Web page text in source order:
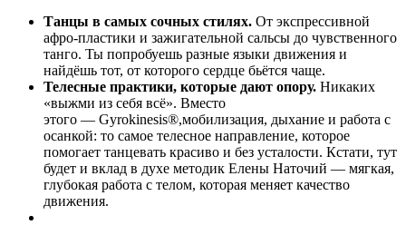
Танцы в самых сочных стилях. От экспрессивной
афро‑пластики и зажигательной сальсы до чувственного
танго. Ты попробуешь разные языки движения и
найдёшь тот, от которого сердце бьётся чаще.
Телесные практики, которые дают опору. Никаких
«выжми из себя всё». Вместо
этого — Gyrokinesis®,мобилизация, дыхание и работа с
осанкой: то самое телесное направление, которое
помогает танцевать красиво и без усталости. Кстати, тут
будет и вклад в духе методик Елены Наточий — мягкая,
глубокая работа с телом, которая меняет качество
движения.